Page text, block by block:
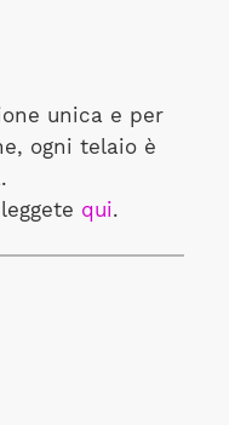
unica e per
ogni telaio è
qui.